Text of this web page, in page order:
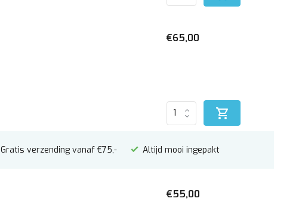
€65,00
Gratis verzending vanaf €75,- Altijd mooi ingepakt
€55,00